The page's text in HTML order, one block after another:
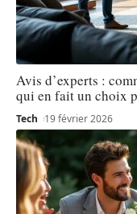
Avis d’experts :
qui en fait un choix
Tech 19 février 2026